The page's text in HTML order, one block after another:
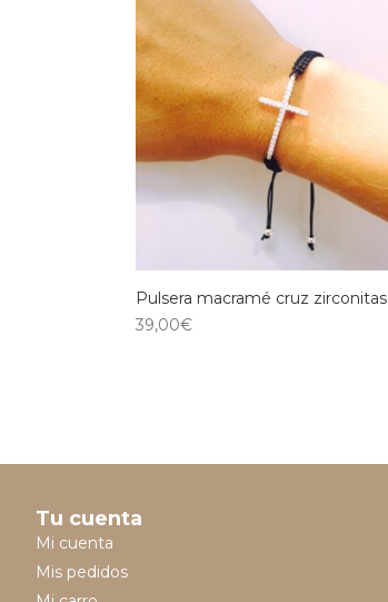
Pulsera macramé cruz zirconitas
39,00€
Tu cuenta
Mi cuenta
Mis pedidos